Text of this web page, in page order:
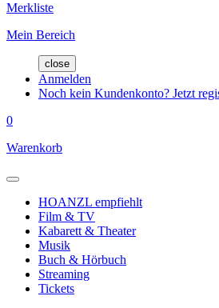
Merkliste
Mein Bereich
close
Anmelden
Noch kein Kundenkonto? Jetzt
0
Warenkorb
HOANZL empfiehlt
Film & TV
Kabarett & Theater
Musik
Buch & Hörbuch
Streaming
Tickets